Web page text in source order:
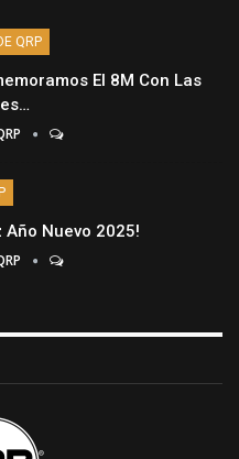
QRP
El 8M Con Las
Año Nuevo 2025!